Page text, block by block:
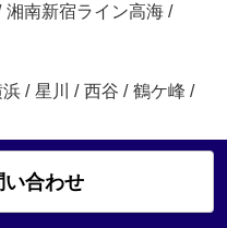
湘南新宿ライン高海 /
浜 / 星川 / 西谷 / 鶴ケ峰 /
い合わせ